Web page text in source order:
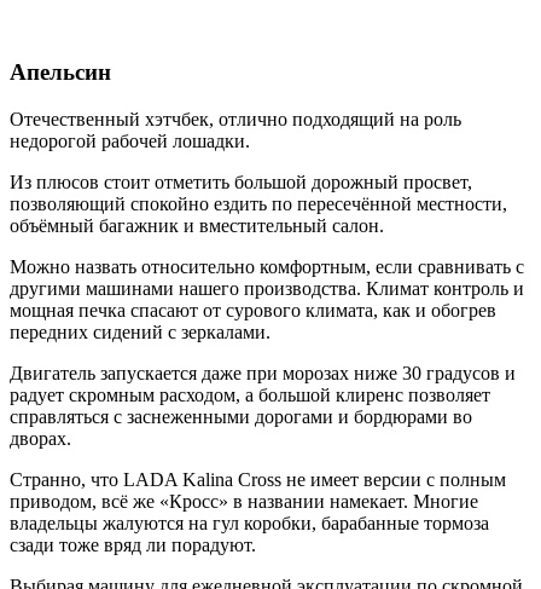
Апельсин
Отечественный хэтчбек, отлично подходящий на роль
недорогой рабочей лошадки.
Из плюсов стоит отметить большой дорожный просвет,
позволяющий спокойно ездить по пересечённой местности,
объёмный багажник и вместительный салон.
Можно назвать относительно комфортным, если сравнивать с
другими машинами нашего производства. Климат контроль и
мощная печка спасают от сурового климата, как и обогрев
передних сидений с зеркалами.
Двигатель запускается даже при морозах ниже 30 градусов и
радует скромным расходом, а большой клиренс позволяет
справляться с заснеженными дорогами и бордюрами во
дворах.
Странно, что LADA Kalina Cross не имеет версии с полным
приводом, всё же «Кросс» в названии намекает. Многие
владельцы жалуются на гул коробки, барабанные тормоза
сзади тоже вряд ли порадуют.